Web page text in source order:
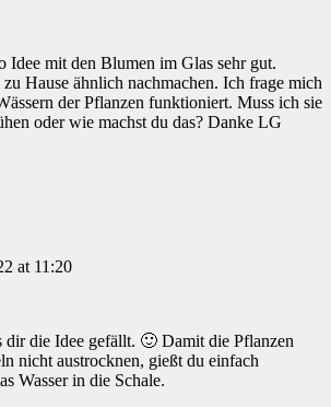
Idee mit den Blumen im Glas sehr gut.
Hause ähnlich nachmachen. Ich frage mich
der Pflanzen funktioniert. Muss ich sie
oder wie machst du das? Danke LG
at 11:20
dir die Idee gefällt. 🙂 Damit die Pflanzen
nicht austrocknen, gießt du einfach
Wasser in die Schale.